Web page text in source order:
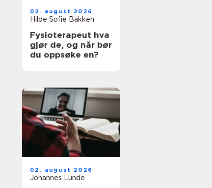
02. august 2026
Hilde Sofie Bakken
Fysioterapeut hva
gjør de, og når bør
du oppsøke en?
02. august 2026
Johannes Lunde